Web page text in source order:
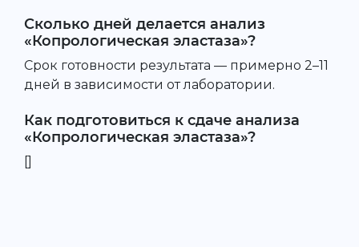
Сколько дней делается анализ
«Копрологическая эластаза»?
Срок готовности результата — примерно 2–11
дней в зависимости от лаборатории.
Как подготовиться к сдаче анализа
«Копрологическая эластаза»?
[]